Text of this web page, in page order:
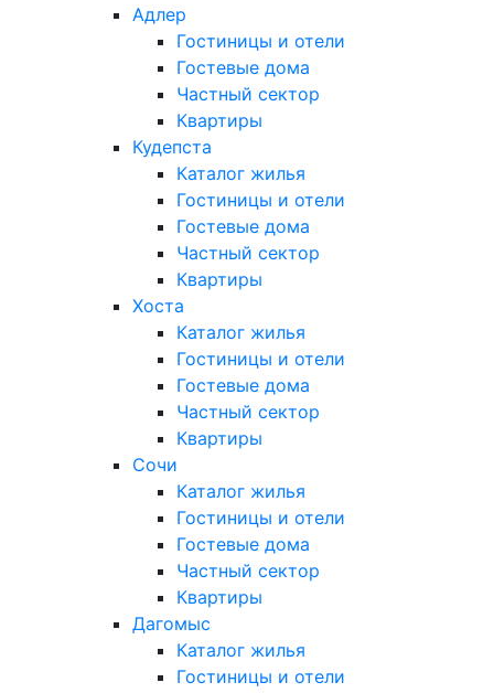
Адлер
Гостиницы и отели
Гостевые дома
Частный сектор
Квартиры
Кудепста
Каталог жилья
Гостиницы и отели
Гостевые дома
Частный сектор
Квартиры
Хоста
Каталог жилья
Гостиницы и отели
Гостевые дома
Частный сектор
Квартиры
Сочи
Каталог жилья
Гостиницы и отели
Гостевые дома
Частный сектор
Квартиры
Дагомыс
Каталог жилья
Гостиницы и отели